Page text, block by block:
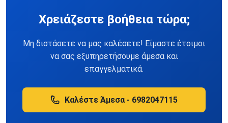
Χρειάζεστε βοήθεια τώρα;
Μη διστάσετε να μας καλέσετε! Είμαστε έτοιμοι
να σας εξυπηρετήσουμε άμεσα και
επαγγελματικά.
Καλέστε Άμεσα - 6982047115